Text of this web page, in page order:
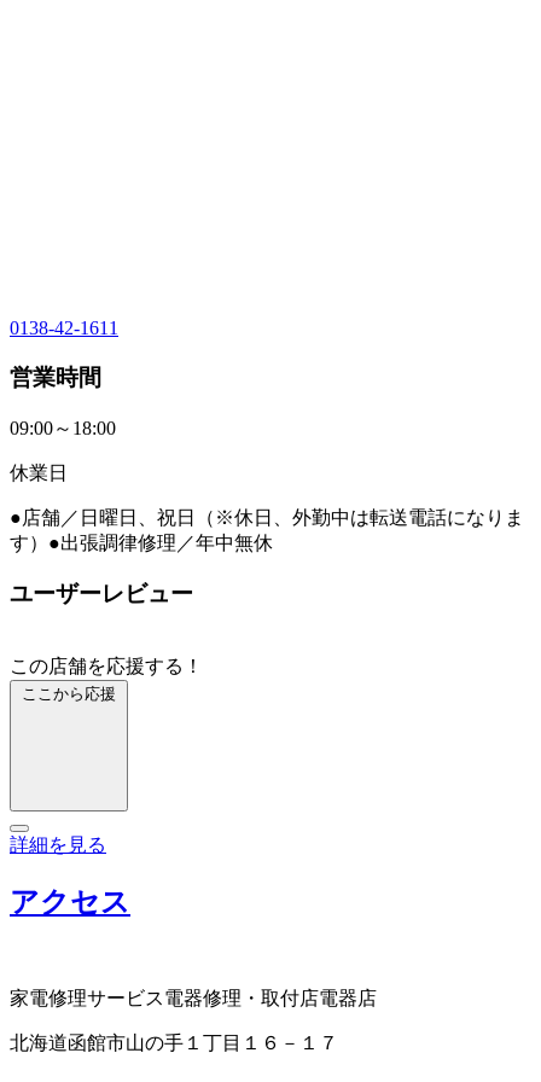
0138-42-1611
営業時間
09:00～18:00
休業日
●店舗／日曜日、祝日（※休日、外勤中は転送電話になりま
す）●出張調律修理／年中無休
ユーザーレビュー
この店舗を応援する！
ここから応援
詳細を見る
アクセス
家電修理サービス電器修理・取付店電器店
北海道函館市山の手１丁目１６－１７